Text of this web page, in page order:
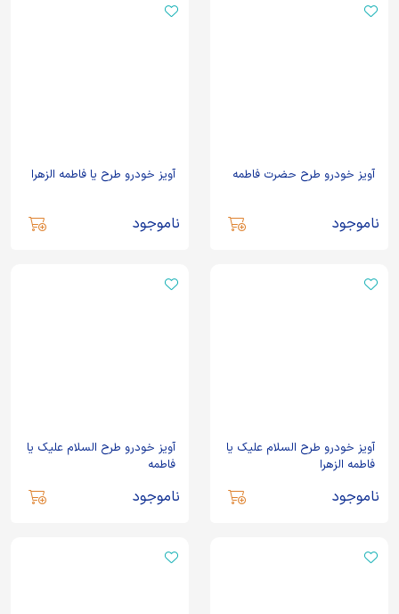
آویز خودرو طرح حضرت فاطمه
ناموجود
آویز خودرو طرح یا فاطمه الزهرا
ناموجود
آویز خودرو طرح السلام علیک یا
فاطمه الزهرا
ناموجود
آویز خودرو طرح السلام علیک یا
فاطمه
ناموجود